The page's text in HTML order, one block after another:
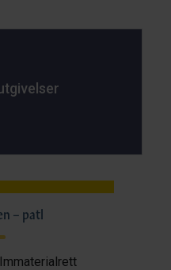
– patl
Immaterialrett